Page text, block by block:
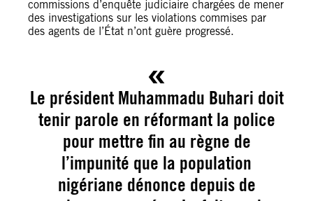
commissions d’enquête judiciaire chargées de mener
des investigations sur les violations commises par
des agents de l’État n’ont guère progressé.
Le président Muhammadu Buhari doit
tenir parole en réformant la police
pour mettre fin au règne de
l’impunité que la population
nigériane dénonce depuis de